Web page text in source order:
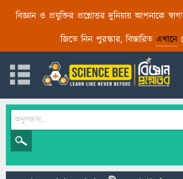
বিজ্ঞান ও প্রযুক্তির প্রশ্নোত্তর দুনিয়ায় আপনাকে
জিতে নিন পুরস্কার, বিস্তারিত এখানে